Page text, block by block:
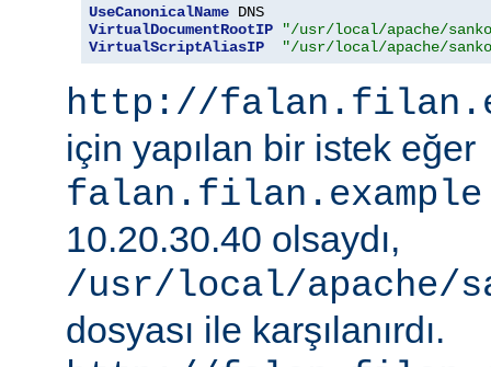
UseCanonicalName
VirtualDocumentRootIP
"/usr/local/apache/
VirtualScriptAliasIP
"/usr/local/apache/
http://
için yapılan bir istek eğer
10.20.30.40 olsaydı,
/usr/local/apache/
dosyası ile karşılanırdı.